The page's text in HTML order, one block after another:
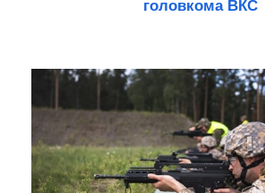
головкома ВКС